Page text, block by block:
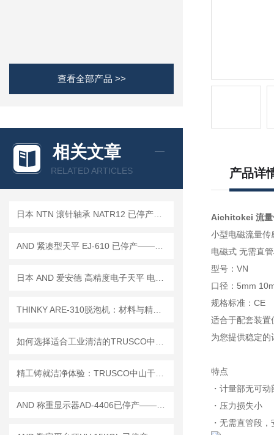
查看全部产品 >>
相关文章
RELATED ARTICLES 产品详
Aichitokei 流量
小型电磁流量传
电磁式 无需直
型号：VN
口径：5mm
规格标准：CE
适合于配套装置
为您提供稳定
特点
・计量部无可
・压力损失小
・无需直管段